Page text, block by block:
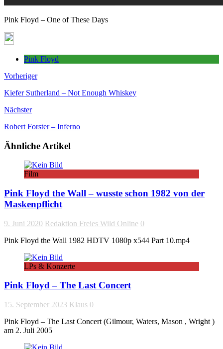
Pink Floyd – One of These Days
Pink Floyd
Vorheriger
Kiefer Sutherland – Not Enough Whiskey
Nächster
Robert Forster – Inferno
Ähnliche Artikel
Film
Pink Floyd the Wall – wusste schon 1982 von der
Maskenpflicht
9. Juni 2020 Redaktion Freies Wild Online 0
Pink Floyd the Wall 1982 HDTV 1080p x544 Part 10.mp4
LPs & Konzerte
Pink Floyd – The Last Concert
15. September 2023 Klaus 0
Pink Floyd – The Last Concert (Gilmour, Waters, Mason , Wright )
am 2. Juli 2005